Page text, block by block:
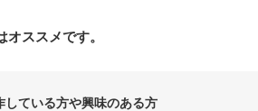
オススメです。
している方や興味のある方